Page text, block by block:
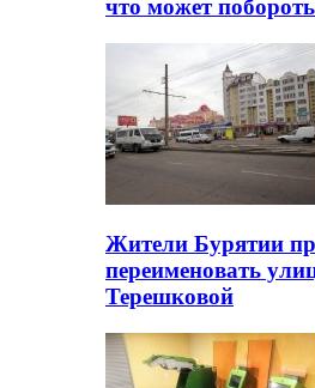
что может
Жители Бурятии
переименовать
Терешковой